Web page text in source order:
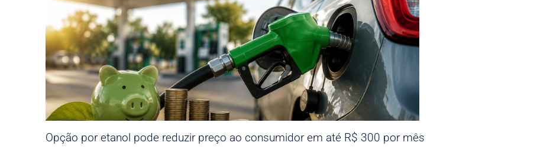
Opção por etanol pode reduzir preço ao consumidor em até R$ 300 por mês